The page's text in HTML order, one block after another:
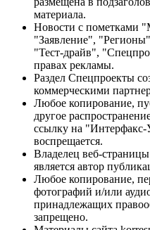
материала.
Новости с пометками
"Заявление",
"Тест-драйв",
правах рекламы.
Раздел Спецпроекты
коммерческими
Любое копирование,
другое
ссылку на "Интерфакс-
воспрещается.
Владелец веб-
является автор
Любое копирование,
фотографий и/или
принадлежащих
запрещено.